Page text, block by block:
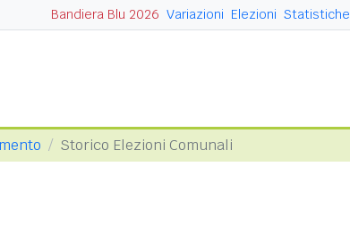
Bandiera Blu 2026 Variazioni Elezioni Statistiche
Storico Elezioni Comunali